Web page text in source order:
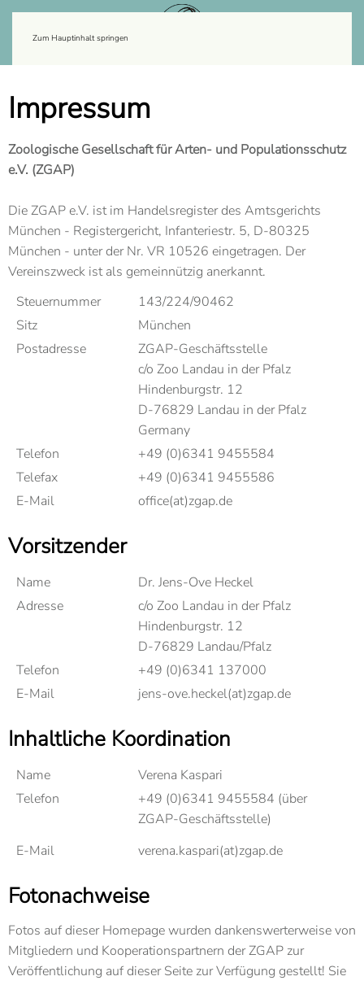
Zum Hauptinhalt springen
Impressum
Zoologische Gesellschaft für Arten- und Populationsschutz
e.V. (ZGAP)
Die ZGAP e.V. ist im Handelsregister des Amtsgerichts
München - Registergericht, Infanteriestr. 5, D-80325
München - unter der Nr. VR 10526 eingetragen. Der
Vereinszweck ist als gemeinnützig anerkannt.
Steuernummer
143/224/90462
Sitz
München
Postadresse
ZGAP-Geschäftsstelle
c/o Zoo Landau in der Pfalz
Hindenburgstr. 12
D-76829 Landau in der Pfalz
Germany
Telefon
+49 (0)6341 9455584
Telefax
+49 (0)6341 9455586
E-Mail
office(at)zgap.de
Vorsitzender
Name
Dr. Jens-Ove Heckel
Adresse
c/o Zoo Landau in der Pfalz
Hindenburgstr. 12
D-76829 Landau/Pfalz
Telefon
+49 (0)6341 137000
E-Mail
jens-ove.heckel(at)zgap.de
Inhaltliche Koordination
Name
Verena Kaspari
Telefon
+49 (0)6341 9455584 (über
ZGAP-Geschäftsstelle)
E-Mail
verena.kaspari(at)zgap.de
Fotonachweise
Fotos auf dieser Homepage wurden dankenswerterweise von
Mitgliedern und Kooperationspartnern der ZGAP zur
Veröffentlichung auf dieser Seite zur Verfügung gestellt! Sie